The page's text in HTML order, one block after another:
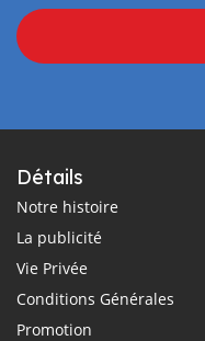
Détails
Notre histoire
La publicité
Vie Privée
Conditions Générales
Promotion